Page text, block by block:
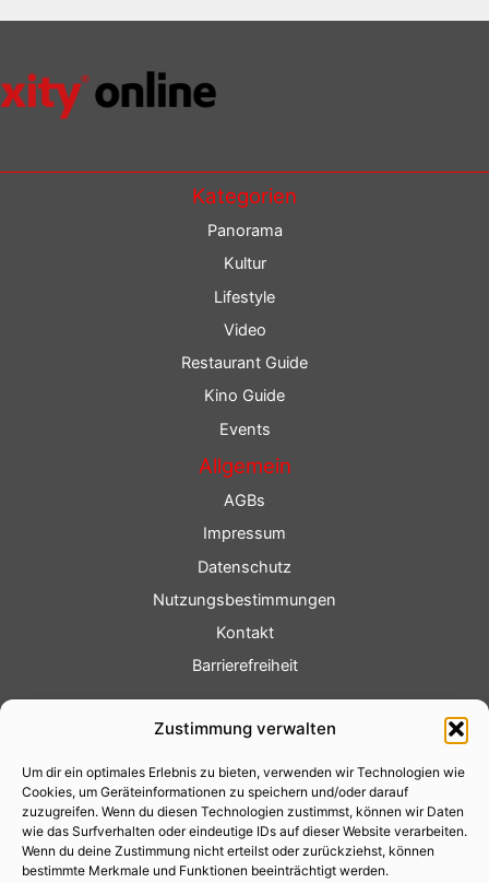
Zustimmung verwalten
Um dir ein optimales Erlebnis zu bieten, verwenden wir Technologien wie
Cookies, um Geräteinformationen zu speichern und/oder darauf
zuzugreifen. Wenn du diesen Technologien zustimmst, können wir Daten
wie das Surfverhalten oder eindeutige IDs auf dieser Website verarbeiten.
Wenn du deine Zustimmung nicht erteilst oder zurückziehst, können
bestimmte Merkmale und Funktionen beeinträchtigt werden.
Kategorien
Panorama
Kultur
Lifestyle
Video
Restaurant Guide
Kino Guide
Events
Allgemein
AGBs
Impressum
Datenschutz
Nutzungsbestimmungen
Kontakt
Barrierefreiheit
Fotoservice
Videoservice
Werbung
Contenterstellung